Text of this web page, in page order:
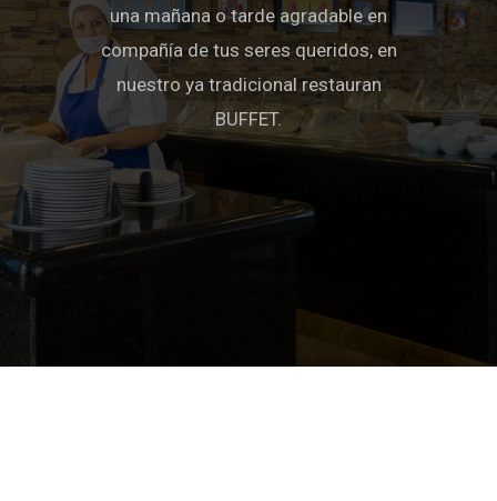
una mañana o tarde agradable en
compañía de tus seres queridos, en
nuestro ya tradicional restauran
BUFFET.